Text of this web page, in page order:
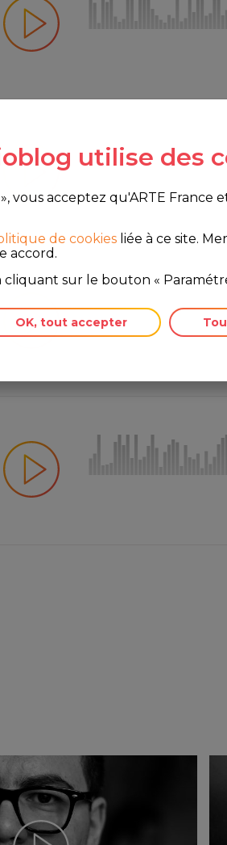
utilise des
vous acceptez qu'ARTE France
de cookies liée à ce site.
accord.
sur le bouton «
OK, tout accepter